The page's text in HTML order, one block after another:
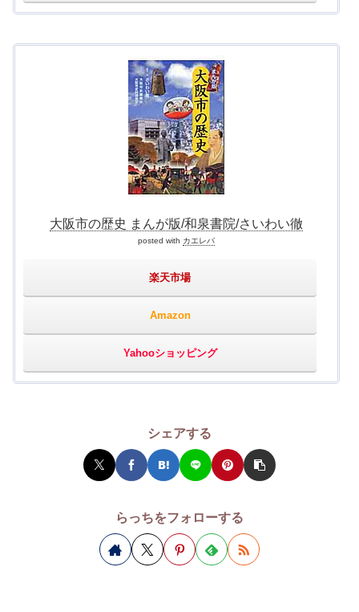
大阪市の歴史 まんが版/和泉書院/さいわい徹
posted with カエレバ
楽天市場
Amazon
Yahooショッピング
シェアする
らっちをフォローする